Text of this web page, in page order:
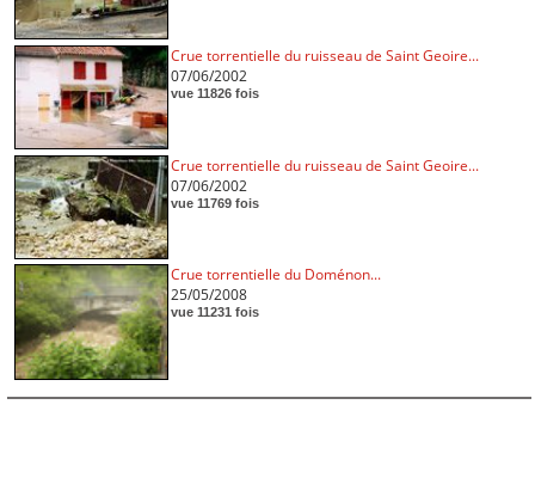
Crue torrentielle du ruisseau de Saint Geoire...
07/06/2002
vue 11826 fois
Crue torrentielle du ruisseau de Saint Geoire...
07/06/2002
vue 11769 fois
Crue torrentielle du Doménon...
25/05/2008
vue 11231 fois